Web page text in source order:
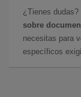
¿Tienes
sobre
necesitas para
específicos